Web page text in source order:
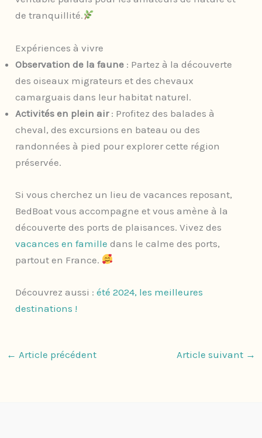
de tranquillité.
Expériences à vivre
Observation de la faune : Partez à la découverte
des oiseaux migrateurs et des chevaux
camarguais dans leur habitat naturel.
Activités en plein air: Profitez des balades à
cheval, des excursions en bateau ou des
randonnées à pied pour explorer cette région
préservée.
Si vous cherchez un lieu de vacances reposant,
BedBoat vous accompagne et vous amène à la
découverte des ports de plaisances. Vivez des
vacances en familledans le calme des ports,
partout en France.
Découvrez aussi :été 2024, les meilleures
destinations !
← Article précédent Article suivant →